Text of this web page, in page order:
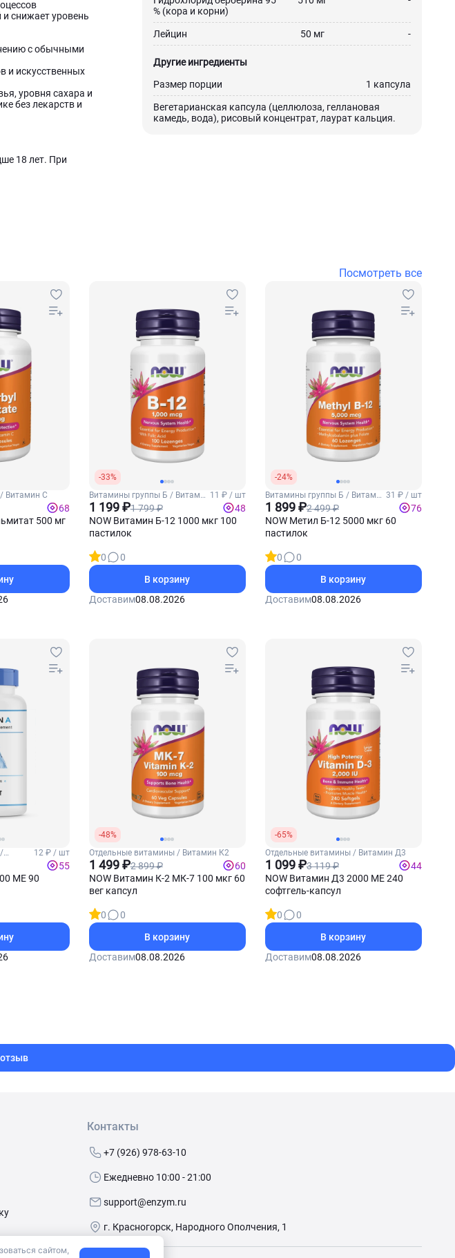
сайтом,
снижает уровень
с обычными
и искусственных
уровня сахара и
без лекарств и
18 лет. При
% (кора и корни)
Лейцин 50 мг -
Другие ингредиенты
Размер порции
1 капсула
Вегетарианская капсула (целлюлоза, геллановая
камедь, вода), рисовый концентрат, лаурат кальция.
Посмотреть все
Витамин С
68
500 мг
-33%
Витамины группы Б / Витамин
Б12
11 ₽ / шт
1 199 ₽1 799 ₽
48
NOW Витамин Б-12 1000 мкг 100
пастилок
0
0
В корзину
Доставим08.08.2026
-24%
Витамины группы Б / Витамин
Б12
31 ₽ / шт
1 899 ₽2 499 ₽
76
NOW Метил Б-12 5000 мкг 60
пастилок
0
0
В корзину
Доставим08.08.2026
12 ₽ / шт
55
МЕ 90
-48%
Отдельные витамины / Витамин К2
1 499 ₽2 899 ₽
60
NOW Витамин К-2 МК-7 100 мкг 60
вег капсул
0
0
В корзину
Доставим08.08.2026
-65%
Отдельные витамины / Витамин Д3
1 099 ₽3 119 ₽
44
NOW Витамин Д3 2000 МЕ 240
софтгель-капсул
0
0
В корзину
Доставим08.08.2026
Контакты
+7 (926) 978-63-10
Ежедневно 10:00 - 21:00
support@enzym.ru
г. Красногорск, Народного Ополчения, 1